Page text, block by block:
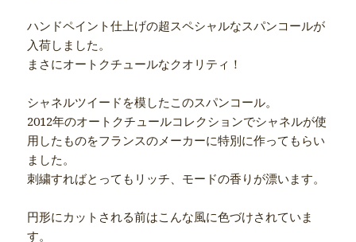
ハンドペイント仕上げの超スペシャルなスパンコールが
入荷しました。
まさにオートクチュールなクオリティ！
シャネルツイードを模したこのスパンコール。
2012年のオートクチュールコレクションでシャネルが使
用したものをフランスのメーカーに特別に作ってもらい
ました。
刺繍すればとってもリッチ、モードの香りが漂います。
円形にカットされる前はこんな風に色づけされていま
す。